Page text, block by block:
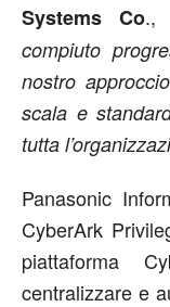
Systems Co.,
compiuto
nostro
scala e
tutta
Panasonic
CyberArk
piattaforma
centralizzare e